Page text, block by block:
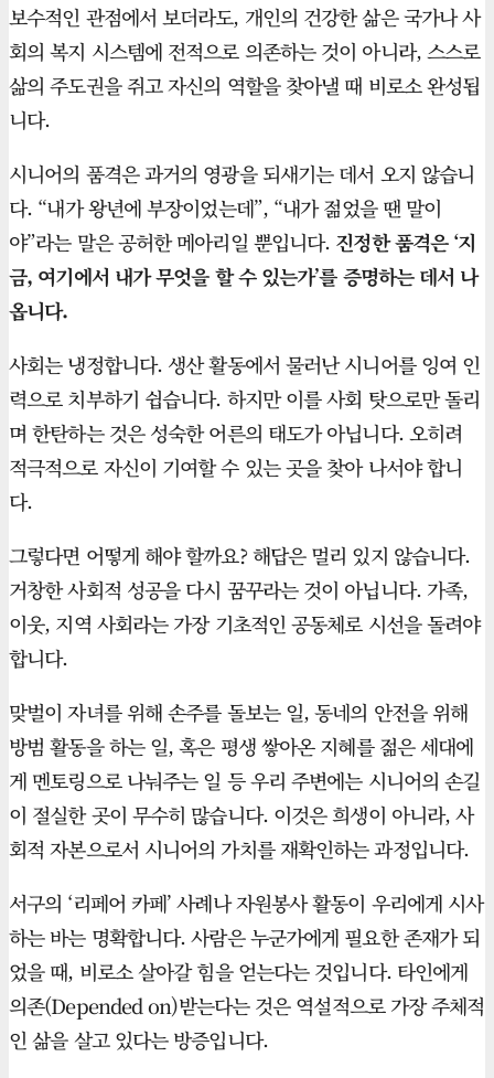
보수적인 관점에서 보더라도, 개인의 건강한 삶은 국가나 사
회의 복지 시스템에 전적으로 의존하는 것이 아니라, 스스로
삶의 주도권을 쥐고 자신의 역할을 찾아낼 때 비로소 완성됩
니다.
시니어의 품격은 과거의 영광을 되새기는 데서 오지 않습니
다. “내가 왕년에 부장이었는데”, “내가 젊었을 땐 말이
야”라는 말은 공허한 메아리일 뿐입니다. 진정한 품격은 ‘지
금, 여기에서 내가 무엇을 할 수 있는가’를 증명하는 데서 나
옵니다.
사회는 냉정합니다. 생산 활동에서 물러난 시니어를 잉여 인
력으로 치부하기 쉽습니다. 하지만 이를 사회 탓으로만 돌리
며 한탄하는 것은 성숙한 어른의 태도가 아닙니다. 오히려
적극적으로 자신이 기여할 수 있는 곳을 찾아 나서야 합니
다.
그렇다면 어떻게 해야 할까요? 해답은 멀리 있지 않습니다.
거창한 사회적 성공을 다시 꿈꾸라는 것이 아닙니다. 가족,
이웃, 지역 사회라는 가장 기초적인 공동체로 시선을 돌려야
합니다.
맞벌이 자녀를 위해 손주를 돌보는 일, 동네의 안전을 위해
방범 활동을 하는 일, 혹은 평생 쌓아온 지혜를 젊은 세대에
게 멘토링으로 나눠주는 일 등 우리 주변에는 시니어의 손길
이 절실한 곳이 무수히 많습니다. 이것은 희생이 아니라, 사
회적 자본으로서 시니어의 가치를 재확인하는 과정입니다.
서구의 ‘리페어 카페’ 사례나 자원봉사 활동이 우리에게 시사
하는 바는 명확합니다. 사람은 누군가에게 필요한 존재가 되
었을 때, 비로소 살아갈 힘을 얻는다는 것입니다. 타인에게
의존(Depended on)받는다는 것은 역설적으로 가장 주체적
인 삶을 살고 있다는 방증입니다.